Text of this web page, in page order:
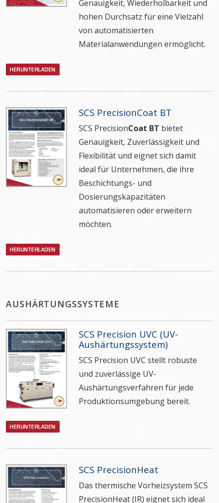
Genauigkeit, Wiederholbarkeit und
hohen Durchsatz für eine Vielzahl
von automatisierten
Materialanwendungen ermöglicht.
HERUNTERLADEN
SCS PrecisionCoat BT
SCS PrecisionCoat BT bietet
Genauigkeit, Zuverlässigkeit und
Flexibilität und eignet sich damit
ideal für Unternehmen, die ihre
Beschichtungs- und
Dosierungskapazitäten
automatisieren oder erweitern
möchten.
HERUNTERLADEN
AUSHÄRTUNGSSYSTEME
SCS Precision UVC (UV-
Aushärtungssystem)
SCS Precision UVC stellt robuste
und zuverlässige UV-
Aushärtungsverfahren für jede
Produktionsumgebung bereit.
HERUNTERLADEN
SCS PrecisionHeat
Das thermische Vorheizsystem SCS
PrecisionHeat (IR) eignet sich ideal